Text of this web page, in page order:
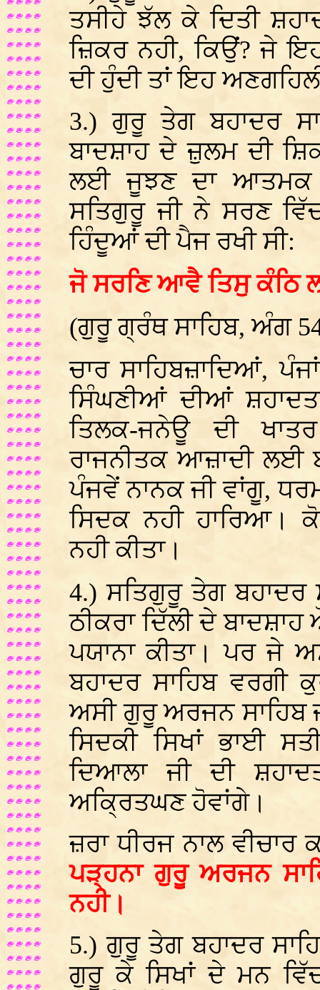
ਤਸੀਹੇ ਝੱਲ ਕੇ ਦਿਤੀ
ਜ਼ਿਕਰ ਨਹੀ, ਕਿਉਂ? ਜੇ
ਦੀ ਹੁੰਦੀ ਤਾਂ ਇਹ
3.) ਗੁਰੂ ਤੇਗ ਬਹਾਦਰ
ਬਾਦਸ਼ਾਹ ਦੇ ਜ਼ੁਲਮ ਦੀ
ਲਈ ਜੂਝਣ ਦਾ ਆਤਮਕ
ਸਤਿਗੁਰੂ ਜੀ ਨੇ ਸਰਣ
ਹਿੰਦੂਆਂ ਦੀ ਪੈਜ ਰਖੀ ਸੀ:
ਜੋ ਸਰਣਿ ਆਵੈ ਤਿਸੁ ਕੰਠਿ
(ਗੁਰੂ ਗ੍ਰੰਥ ਸਾਹਿਬ, ਅੰਗ
ਚਾਰ ਸਾਹਿਬਜ਼ਾਦਿਆਂ,
ਸਿੰਘਣੀਆਂ ਦੀਆਂ
ਤਿਲਕ-ਜਨੇਊ ਦੀ
ਰਾਜਨੀਤਕ ਆਜ਼ਾਦੀ ਲਈ
ਪੰਜਵੇਂ ਨਾਨਕ ਜੀ ਵਾਂਗੂ,
ਸਿਦਕ ਨਹੀ ਹਾਰਿਆ।
ਨਹੀ ਕੀਤਾ।
4.) ਸਤਿਗੁਰੂ ਤੇਗ ਬਹਾਦਰ
ਠੀਕਰਾ ਦਿੱਲੀ ਦੇ
ਪਯਾਨਾ ਕੀਤਾ। ਪਰ
ਬਹਾਦਰ ਸਾਹਿਬ ਵਰਗੀ
ਅਸੀ ਗੁਰੂ ਅਰਜਨ ਸਾਹਿਬ
ਸਿਦਕੀ ਸਿਖਾਂ ਭਾਈ
ਦਿਆਲਾ ਜੀ ਦੀ
ਅਕ੍ਰਿਤਘਣ ਹੋਵਾਂਗੇ।
ਜ਼ਰਾ ਧੀਰਜ ਨਾਲ ਵੀਚਾਰ
ਪੜ੍ਹਨਾ ਗੁਰੂ ਅਰਜਨ
ਨਹੀ।
5.) ਗੁਰੂ ਤੇਗ ਬਹਾਦਰ
ਗੁਰੂ ਕੇ ਸਿਖਾਂ ਦੇ ਮਨ